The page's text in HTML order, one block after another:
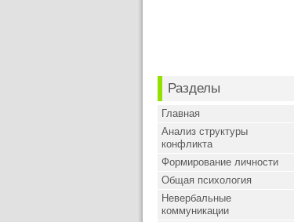
Разделы
Главная
Анализ структуры
конфликта
Формирование личности
Общая психология
Невербальные
коммуникации